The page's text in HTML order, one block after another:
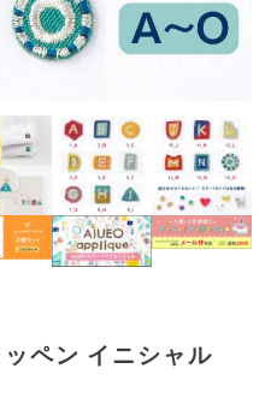
ペン イニシャル